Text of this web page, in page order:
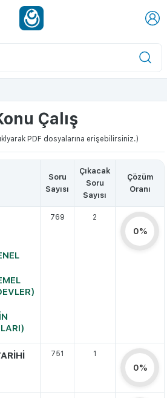
Çalış
PDF dosyalarına erişebilirsiniz.)
Soru
Sayısı
Çıkacak
Soru
Sayısı
Çözüm
Oranı
769 2
0%
751 1
0%